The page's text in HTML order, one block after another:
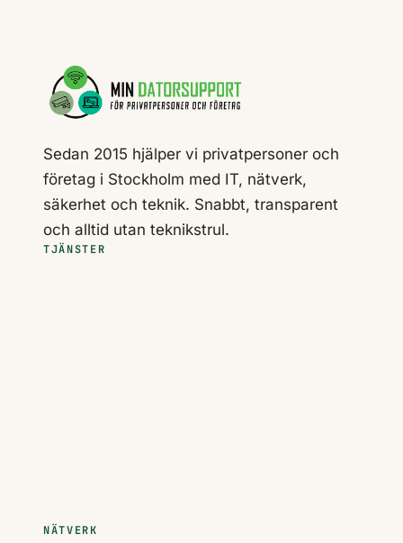
Sedan 2015 hjälper vi privatpersoner och
företag i Stockholm med IT, nätverk,
säkerhet och teknik. Snabbt, transparent
och alltid utan teknikstrul.
TJÄNSTER
NÄTVERK